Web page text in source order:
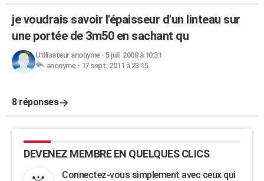
je voudrais savoir l'épaisseur d'un linteau sur
une portée de 3m50 en sachant qu
Utilisateur anonyme- 5 juil. 2008 à 10:31
anonyme- 17 sept. 2011 à 23:15
8 réponses
DEVENEZ MEMBRE EN QUELQUES CLICS
Connectez-vous simplement avec ceux qui